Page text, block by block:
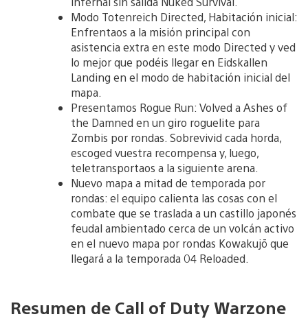
Modo Totenreich Directed, Habitación inicial:
Enfrentaos a la misión principal con
asistencia extra en este modo Directed y ved
lo mejor que podéis llegar en Eidskallen
Landing en el modo de habitación inicial del
mapa.
Presentamos Rogue Run: Volved a Ashes of
the Damned en un giro roguelite para
Zombis por rondas. Sobrevivid cada horda,
escoged vuestra recompensa y, luego,
teletransportaos a la siguiente arena.
Nuevo mapa a mitad de temporada por
rondas: el equipo calienta las cosas con el
combate que se traslada a un castillo japonés
feudal ambientado cerca de un volcán activo
en el nuevo mapa por rondas Kowakujō que
llegará a la temporada 04 Reloaded.
Resumen de Call of Duty Warzone